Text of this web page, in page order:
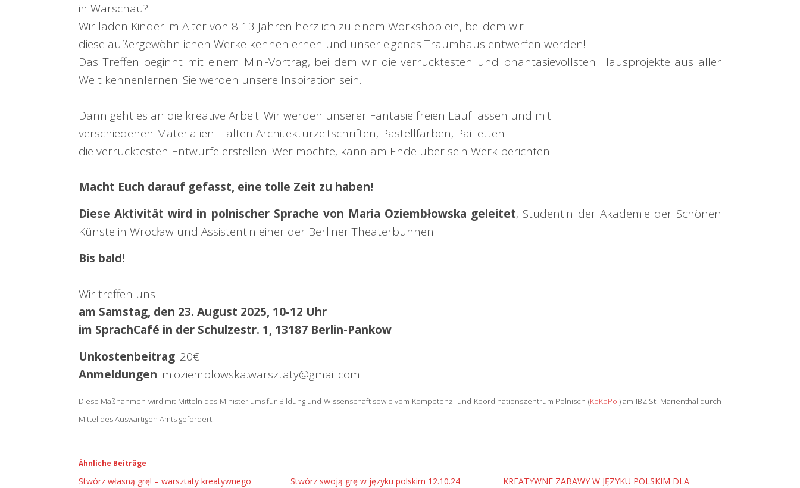
in Warschau?
Wir laden Kinder im Alter von 8-13 Jahren herzlich zu einem Workshop ein, bei dem wir
diese außergewöhnlichen Werke kennenlernen und unser eigenes Traumhaus entwerfen werden!
Das Treffen beginnt mit einem Mini-Vortrag, bei dem wir die verrücktesten und phantasievollsten Hausprojekte aus aller
Welt kennenlernen. Sie werden unsere Inspiration sein.
Dann geht es an die kreative Arbeit: Wir werden unserer Fantasie freien Lauf lassen und mit
verschiedenen Materialien – alten Architekturzeitschriften, Pastellfarben, Pailletten –
die verrücktesten Entwürfe erstellen. Wer möchte, kann am Ende über sein Werk berichten.
Macht Euch darauf gefasst, eine tolle Zeit zu haben!
Diese Aktivität wird in polnischer Sprache von Maria Oziembłowska geleitet, Studentin der Akademie der Schönen
Künste in Wrocław und Assistentin einer der Berliner Theaterbühnen.
Bis bald!
Wir treffen uns
am Samstag, den 23. August 2025, 10-12 Uhr
im SprachCafé in der Schulzestr. 1, 13187 Berlin-Pankow
Unkostenbeitrag: 20€
Anmeldungen: m.oziemblowska.warsztaty@gmail.com
Diese Maßnahmen wird mit Mitteln des Ministeriums für Bildung und Wissenschaft sowie vom Kompetenz- und Koordinationszentrum Polnisch (KoKoPol) am IBZ St. Marienthal durch
Mittel des Auswärtigen Amts gefördert.
Ähnliche Beiträge
Stwórz własną grę! – warsztaty kreatywnego
Stwórz swoją grę w języku polskim 12.10.24
KREATYWNE ZABAWY W JĘZYKU POLSKIM DLA